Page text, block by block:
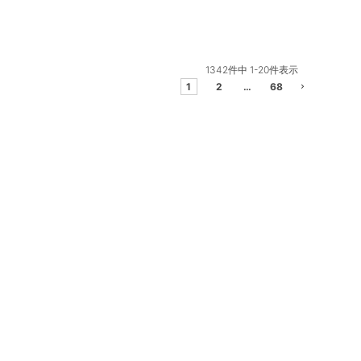
1342件中 1-20件表示
1
2 … 68